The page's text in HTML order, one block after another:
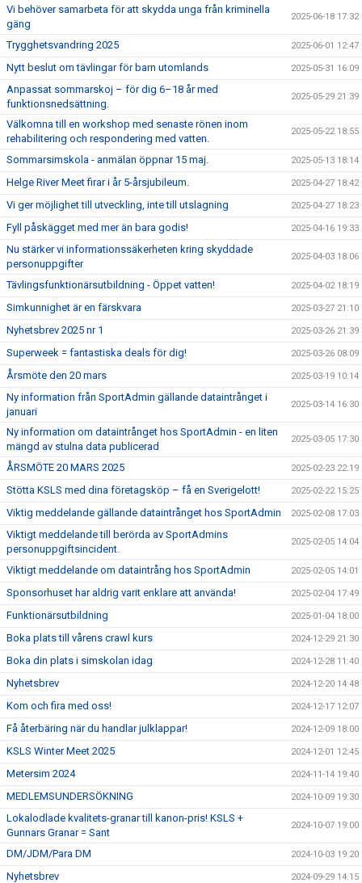
Vi behöver samarbeta för att skydda unga från kriminella
gäng
2025-06-18 17:32
Trygghetsvandring 2025 2025-06-01 12:47
Nytt beslut om tävlingar för barn utomlands 2025-05-31 16:09
Anpassat sommarskoj – för dig 6–18 år med
funktionsnedsättning.
2025-05-29 21:39
Välkomna till en workshop med senaste rönen inom
rehabilitering och respondering med vatten.
2025-05-22 18:55
Sommarsimskola - anmälan öppnar 15 maj. 2025-05-13 18:14
Helge River Meet firar i år 5-årsjubileum. 2025-04-27 18:42
Vi ger möjlighet till utveckling, inte till utslagning 2025-04-27 18:23
Fyll påskägget med mer än bara godis! 2025-04-16 19:33
Nu stärker vi informationssäkerheten kring skyddade
personuppgifter
2025-04-03 18:06
Tävlingsfunktionärsutbildning - Öppet vatten! 2025-04-02 18:19
Simkunnighet är en färskvara 2025-03-27 21:10
Nyhetsbrev 2025 nr 1 2025-03-26 21:39
Superweek = fantastiska deals för dig! 2025-03-26 08:09
Årsmöte den 20 mars 2025-03-19 10:14
Ny information från SportAdmin gällande dataintrånget i
januari
2025-03-14 16:30
Ny information om dataintrånget hos SportAdmin - en liten
mängd av stulna data publicerad
2025-03-05 17:30
ÅRSMÖTE 20 MARS 2025 2025-02-23 22:19
Stötta KSLS med dina företagsköp – få en Sverigelott! 2025-02-22 15:25
Viktig meddelande gällande dataintrånget hos SportAdmin 2025-02-08 17:03
Viktigt meddelande till berörda av SportAdmins
personuppgiftsincident.
2025-02-05 14:04
Viktigt meddelande om dataintrång hos SportAdmin 2025-02-05 14:01
Sponsorhuset har aldrig varit enklare att använda! 2025-02-04 17:49
Funktionärsutbildning 2025-01-04 18:00
Boka plats till vårens crawl kurs 2024-12-29 21:30
Boka din plats i simskolan idag 2024-12-28 11:40
Nyhetsbrev 2024-12-20 14:48
Kom och fira med oss! 2024-12-17 12:07
Få återbäring när du handlar julklappar! 2024-12-09 18:00
KSLS Winter Meet 2025 2024-12-01 12:45
Metersim 2024 2024-11-14 19:40
MEDLEMSUNDERSÖKNING 2024-10-09 19:30
Lokalodlade kvalitets-granar till kanon-pris! KSLS +
Gunnars Granar = Sant
2024-10-07 19:00
DM/JDM/Para DM 2024-10-03 19:20
Nyhetsbrev 2024-09-29 14:15